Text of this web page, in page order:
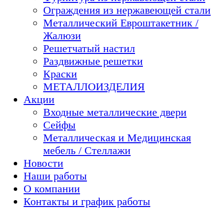
Ограждения из нержавеющей стали
Металлический Евроштакетник /
Жалюзи
Решетчатый настил
Раздвижные решетки
Краски
МЕТАЛЛОИЗДЕЛИЯ
Акции
Входные металлические двери
Сейфы
Металлическая и Медицинская
мебель / Стеллажи
Новости
Наши работы
О компании
Контакты и график работы